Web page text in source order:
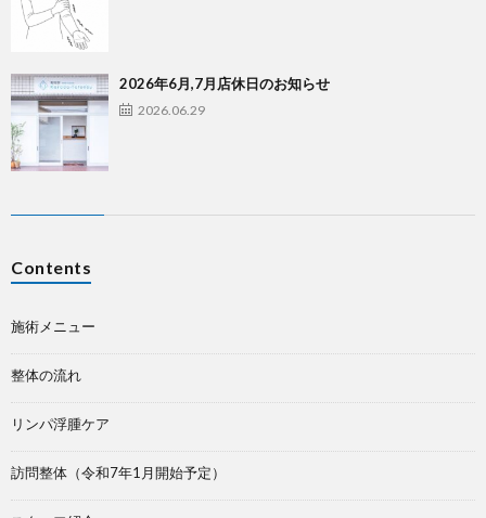
2026年6月,7月店休日のお知らせ
2026.06.29
Contents
施術メニュー
整体の流れ
リンパ浮腫ケア
訪問整体（令和7年1月開始予定）